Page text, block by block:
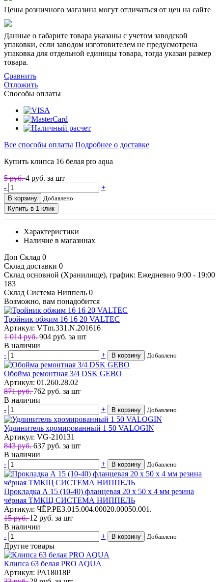
Цены розничного магазина могут отличаться от цен на сайте
Данные о габарите товара указаны с учетом заводской
упаковки, если заводом изготовителем не предусмотрена
упаковка для отдельной единицы товара, тогда указан размер
товара.
Сравнить
Отложить
Способы оплаты
Все способы оплаты Подробнее о доставке
Купить клипса 16 белая pro aqua
5 руб.4 руб. за шт
-
+
В корзину
Добавлено
Купить в 1 клик
Характеристики
Наличие в магазинах
Доп Склад 0
Склад доставки 0
Склад основной (Хранилище), график: Ежедневно 9:00 - 19:00
183
Склад Система Ниппель 0
Возможно, вам понадобится
Тройник обжим 16 16 20 VALTEC
Артикул: VTm.331.N.201616
1 014 руб.904 руб. за шт
В наличии
-
+ В корзину Добавлено
Обойма ремонтная 3/4 DSK GEBO
Артикул: 01.260.28.02
871 руб.762 руб. за шт
В наличии
-
+ В корзину Добавлено
Удлинитель хромированный 1 50 VALOGIN
Артикул: VG-210131
843 руб.637 руб. за шт
В наличии
-
+ В корзину Добавлено
Прокладка А 15 (10-40) фланцевая 20 х 50 х 4 мм резина
чёрная ТМКЩ СИСТЕМА НИППЕЛЬ
Артикул: ЧЁР.РЕЗ.015.004.00020.00050.001.
15 руб.12 руб. за шт
В наличии
-
+ В корзину Добавлено
Другие товары
Клипса 63 белая PRO AQUA
Артикул: PA18018P